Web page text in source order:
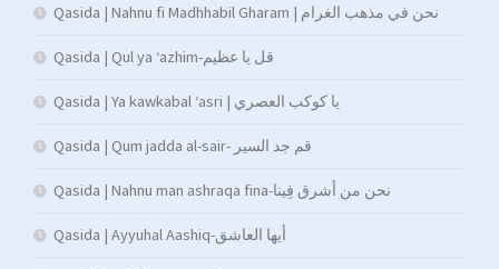
Qasida | Nahnu fi Madhhabil Gharam | نحن في مذهب الغرام
Qasida | Qul ya ‘azhim-قل يا عظيم
Qasida | Ya kawkabal ‘asri | يا كوكب العصري
Qasida | Qum jadda al-sair- قم جد السير
Qasida | Nahnu man ashraqa fina-نحن من أشرق فِينا
Qasida | Ayyuhal Aashiq-أيها العاشق